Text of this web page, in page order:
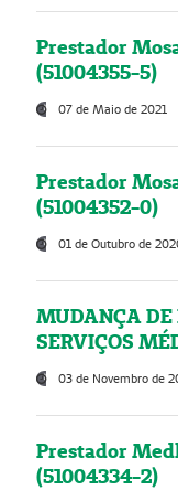
Prestador
(51004355-5)
07 de Maio de 2021
Prestador
(51004352-0)
01 de Outubro de
MUDANÇA DE
SERVIÇOS
03 de Novembro de
Prestador
(51004334-2)